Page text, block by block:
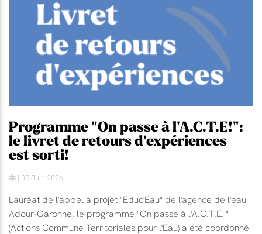
Programme "On passe à l'A.C.T.E!":
le livret de retours d'expériences
est sorti!
| 05 Juin 2026
Lauréat de l'appel à projet "Educ'Eau" de l'agence de l'eau
Adour-Garonne, le programme "On passe à l'A.C.T.E.!"
(Actions Commune Territoriales pour l'Eau) a été coordonné